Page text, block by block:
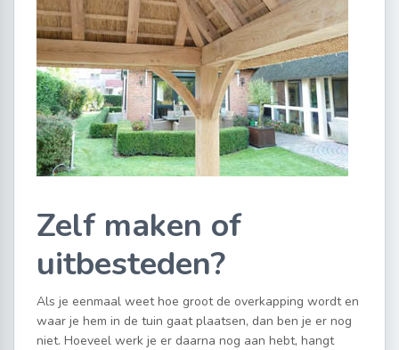
Zelf maken of
uitbesteden?
Als je eenmaal weet hoe groot de overkapping wordt en
waar je hem in de tuin gaat plaatsen, dan ben je er nog
niet. Hoeveel werk je er daarna nog aan hebt, hangt